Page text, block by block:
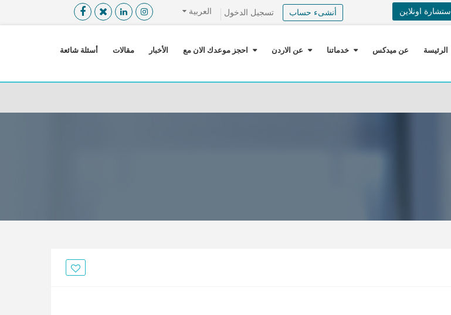
القائمة X
العربية تسجيل الدخول استشارة اونلاين أنشىء حساب
الرئيسة عن ميدكس خدماتنا عن الاردن احجز موعدك الان مع الأخبار مقالات أسئلة شائعة